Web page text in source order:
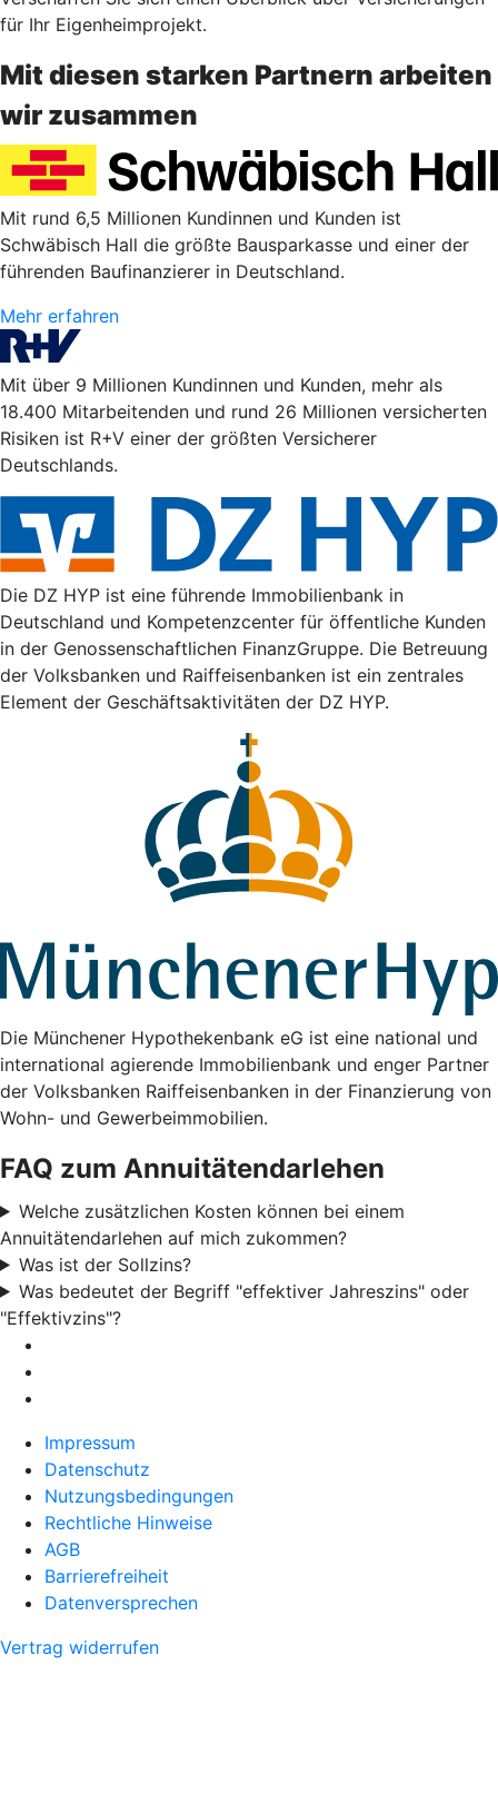
für Ihr Eigenheimprojekt.
Mit diesen starken Partnern arbeiten
wir zusammen
Mit rund 6,5 Millionen Kundinnen und Kunden ist
Schwäbisch Hall die größte Bausparkasse und einer der
führenden Baufinanzierer in Deutschland.
Mehr erfahren
Mit über 9 Millionen Kundinnen und Kunden, mehr als
18.400 Mitarbeitenden und rund 26 Millionen versicherten
Risiken ist R+V einer der größten Versicherer
Deutschlands.
Die DZ HYP ist eine führende Immobilienbank in
Deutschland und Kompetenzcenter für öffentliche Kunden
in der Genossenschaftlichen FinanzGruppe. Die Betreuung
der Volksbanken und Raiffeisenbanken ist ein zentrales
Element der Geschäftsaktivitäten der DZ HYP.
Die Münchener Hypothekenbank eG ist eine national und
international agierende Immobilienbank und enger Partner
der Volksbanken Raiffeisenbanken in der Finanzierung von
Wohn- und Gewerbeimmobilien.
FAQ zum Annuitätendarlehen
Welche zusätzlichen Kosten können bei einem
Annuitätendarlehen auf mich zukommen?
Was ist der Sollzins?
Was bedeutet der Begriff "effektiver Jahreszins" oder
"Effektivzins"?
Impressum
Datenschutz
Nutzungsbedingungen
Rechtliche Hinweise
AGB
Barrierefreiheit
Datenversprechen
Vertrag widerrufen